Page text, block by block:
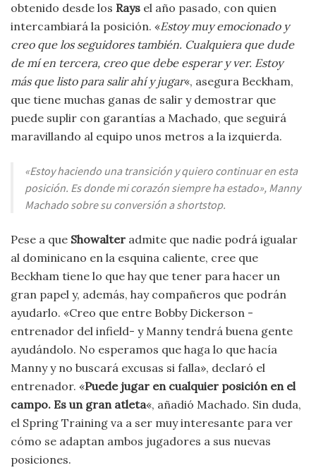
obtenido desde los Rays el año pasado, con quien
intercambiará la posición. «Estoy muy emocionado y
creo que los seguidores también. Cualquiera que dude
de mí en tercera, creo que debe esperar y ver. Estoy
más que listo para salir ahí y jugar«, asegura Beckham,
que tiene muchas ganas de salir y demostrar que
puede suplir con garantías a Machado, que seguirá
maravillando al equipo unos metros a la izquierda.
«Estoy haciendo una transición y quiero continuar en esta
posición. Es donde mi corazón siempre ha estado», Manny
Machado sobre su conversión a shortstop.
Pese a que Showalter admite que nadie podrá igualar
al dominicano en la esquina caliente, cree que
Beckham tiene lo que hay que tener para hacer un
gran papel y, además, hay compañeros que podrán
ayudarlo. «Creo que entre Bobby Dickerson -
entrenador del infield- y Manny tendrá buena gente
ayudándolo. No esperamos que haga lo que hacía
Manny y no buscará excusas si falla», declaró el
entrenador. «Puede jugar en cualquier posición en el
campo. Es un gran atleta«, añadió Machado. Sin duda,
el Spring Training va a ser muy interesante para ver
cómo se adaptan ambos jugadores a sus nuevas
posiciones.